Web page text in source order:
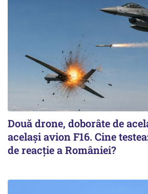
Două drone, doborâte de
acelaşi avion F16. Cine
de reacţie a României?